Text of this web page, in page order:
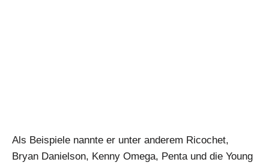
Als Beispiele nannte er unter anderem Ricochet,
Bryan Danielson, Kenny Omega, Penta und die Young